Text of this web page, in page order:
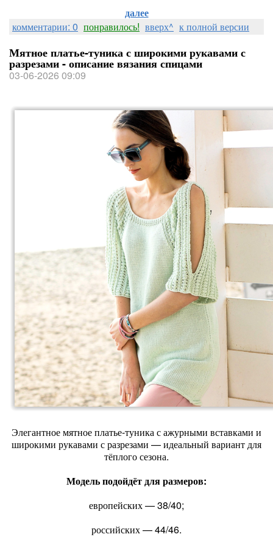
далее
комментарии: 0 понравилось! вверх^ к полной версии
Мятное платье-туника с широкими рукавами с
разрезами - описание вязания спицами
03-06-2026 09:09
Элегантное мятное платье‑туника с ажурными вставками и
широкими рукавами с разрезами — идеальный вариант для
тёплого сезона.
Модель подойдёт для размеров:
европейских — 38/40;
российских — 44/46.